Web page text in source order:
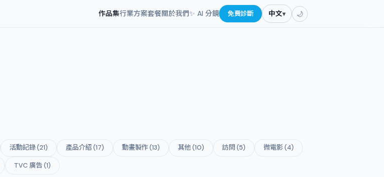
作品集行業方案套餐關於我們✨ AI 分鏡 免費診斷 中文▾ 🌙
活動記錄 (21) 產品介紹 (17) 動畫製作 (13) 其他 (10) 訪問 (5) 微電影 (4)
TVC 廣告 (1)